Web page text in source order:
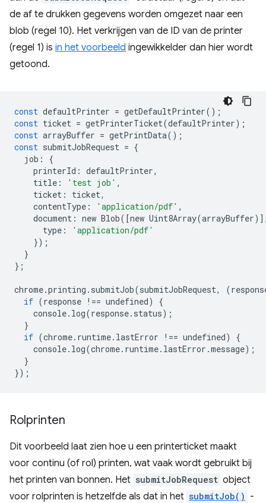
de af te drukken gegevens worden omgezet naar een
blob (regel 10). Het verkrijgen van de ID van de printer
(regel 1) is in het voorbeeld ingewikkelder dan hier wordt
getoond.
const defaultPrinter = getDefaultPrinter();
const ticket = getPrinterTicket(defaultPrinter);
const arrayBuffer = getPrintData();
const submitJobRequest = {
job :
{
printerId : defaultPrinter,
title : 'test job' ,
ticket : ticket,
contentType : 'application/pdf' ,
document : new Blob([new Uint8Array(arrayBuffer
type :
'application/pdf'
});
}
};
chrome.printing . submitJob(submitJobRequest, (
if (response !== undefined)
{
console. log(response. status);
}
if (chrome. runtime. lastError !== undefined)
{
console. log(chrome. runtime. lastError .message);
}
});
Rolprinten
Dit voorbeeld laat zien hoe u een printerticket maakt
voor continu (of rol) printen, wat vaak wordt gebruikt bij
het printen van bonnen. Het submitJobRequest object
voor rolprinten is hetzelfde als dat in het submitJob() -